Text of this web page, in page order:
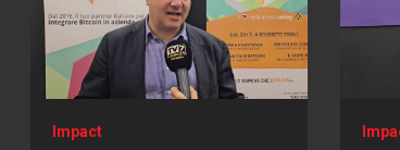
Impact